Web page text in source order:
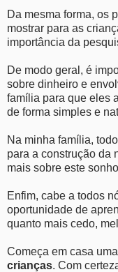
Da mesma forma, os
mostrar para as
importância da
De modo geral, é
sobre dinheiro e
família para que eles
de forma simples e
Na minha família,
para a construção da
mais sobre este
Enfim, cabe a todos
oportunidade de
quanto mais cedo,
Começa em casa
crianças. Com